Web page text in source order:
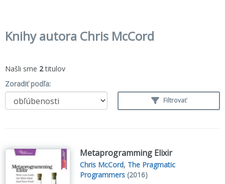
Knihy autora Chris McCord
Našli sme 2titulov
Zoradiť podľa:
Filtrovať
Metaprogramming Elixir
Chris McCord, The Pragmatic
Programmers (2016)